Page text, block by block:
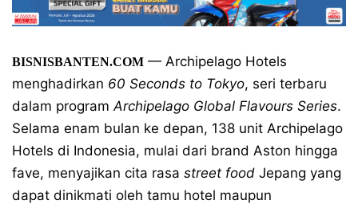
BISNISBANTEN.COM — Archipelago Hotels
menghadirkan 60 Seconds to Tokyo, seri terbaru
dalam programArchipelago Global Flavours Series.
Selama enam bulan ke depan, 138 unit Archipelago
Hotels di Indonesia, mulai dari brand Aston hingga
fave, menyajikan cita rasa street food Jepang yang
dapat dinikmati oleh tamu hotel maupun